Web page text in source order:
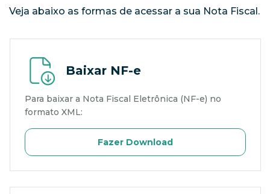
Veja abaixo as formas de acessar a sua Nota Fiscal.
Baixar NF-e
Para baixar a Nota Fiscal Eletrônica (NF-e) no
formato XML:
Fazer Download